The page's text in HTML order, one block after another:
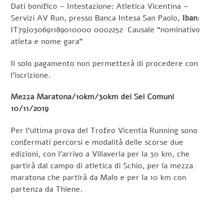
Dati bonifico – Intestazione: Atletica Vicentina –
Servizi AV Run, presso Banca Intesa San Paolo, Iban:
IT79J030691189010000 0002252 Causale “nominativo
atleta e nome gara”
Il solo pagamento non permetterà di procedere con
l’iscrizione.
Mezza Maratona/10km/30km dei Sei Comuni
10/11/2019
Per l’ultima prova del Trofeo Vicentia Running sono
confermati percorsi e modalità delle scorse due
edizioni, con l’arrivo a Villaverla per la 30 km, che
partirà dal campo di atletica di Schio, per la mezza
maratona che partirà da Malo e per la 10 km con
partenza da Thiene.